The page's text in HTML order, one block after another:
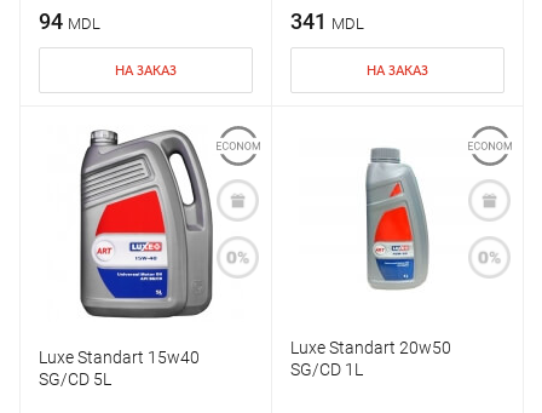
94 MDL
НА ЗАКАЗ
341 MDL
НА ЗАКАЗ
Luxe Standart 15w40
SG/CD 5L
Luxe Standart 20w50
SG/CD 1L